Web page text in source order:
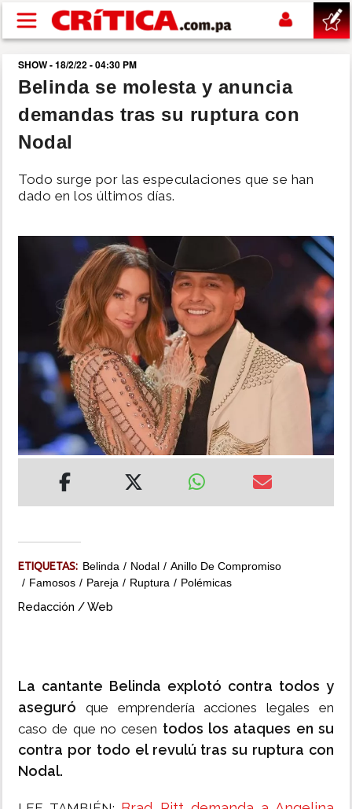
Pasar al contenido principal
buscar
SUCESOS
POLÍTICA
DEPORTES
INSÓLITAS
MULTIMEDIA
SHOW - 18/2/22 - 04:30 PM
Belinda se molesta y anuncia
demandas tras su ruptura con
Nodal
Todo surge por las especulaciones que se han
dado en los últimos días.
ETIQUETAS: Belinda Nodal
Anillo De Compromiso
Famosos
Pareja Ruptura Polémicas
Redacción / Web
La cantante Belinda explotó contra todos y
aseguró que emprendería acciones legales en
caso de que no cesen todos los ataques en su
contra por todo el revulú tras su ruptura con
Nodal.